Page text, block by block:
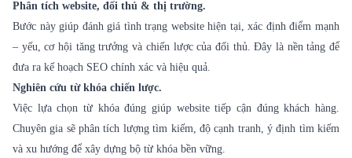
Phân tích website, đối thủ & thị trường.
Bước này giúp đánh giá tình trạng website hiện tại, xác định điểm mạnh
– yếu, cơ hội tăng trưởng và chiến lược của đối thủ. Đây là nền tảng để
đưa ra kế hoạch SEO chính xác và hiệu quả.
Nghiên cứu từ khóa chiến lược.
Việc lựa chọn từ khóa đúng giúp website tiếp cận đúng khách hàng.
Chuyên gia sẽ phân tích lượng tìm kiếm, độ cạnh tranh, ý định tìm kiếm
và xu hướng để xây dựng bộ từ khóa bền vững.